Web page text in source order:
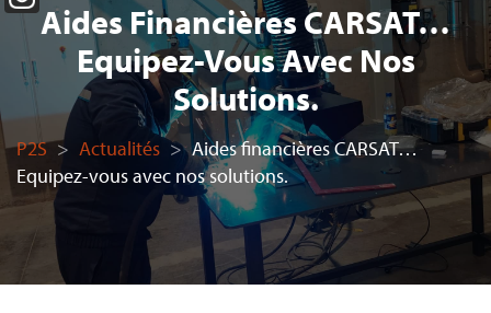
Aides Financières CARSAT…
Equipez-Vous Avec Nos
Solutions.
P2S > Actualités > Aides financières CARSAT…
Equipez-vous avec nos solutions.